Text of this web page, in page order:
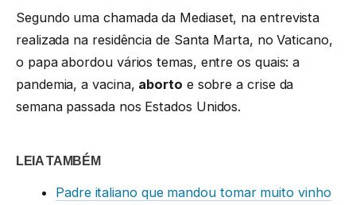
Segundo uma chamada da Mediaset, na entrevista
realizada na residência de Santa Marta, no Vaticano,
o papa abordou vários temas, entre os quais: a
pandemia, a vacina, aborto e sobre a crise da
semana passada nos Estados Unidos.
LEIA TAMBÉM
Padre italiano que mandou tomar muito vinho